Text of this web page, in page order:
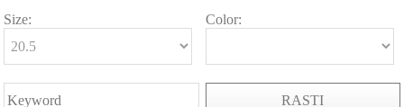
Size: Color:
RASTI